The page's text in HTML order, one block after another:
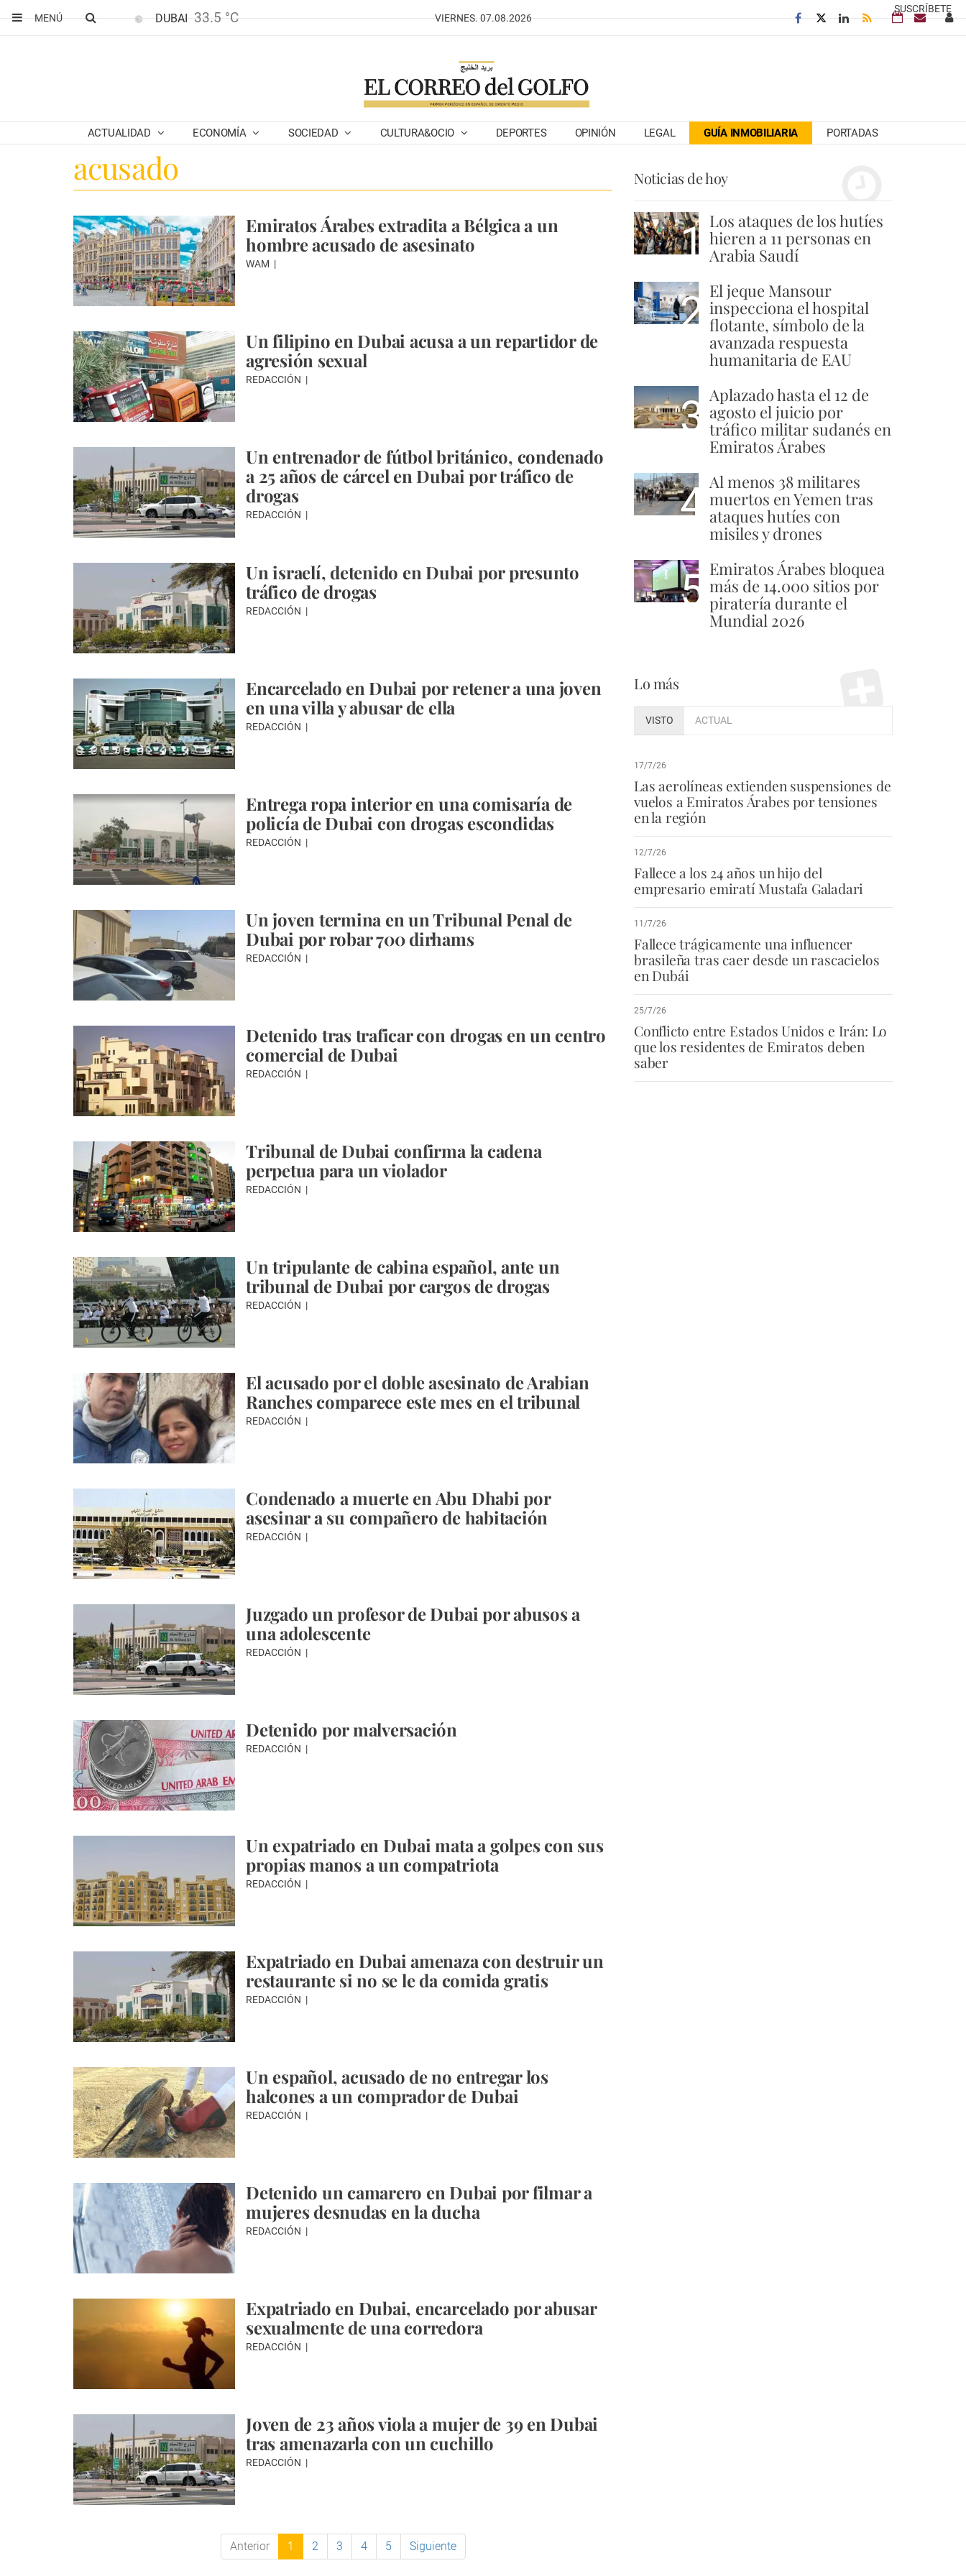
SUSCRÍBETE
MENÚ
DUBAI 33.5 °C VIERNES. 07.08.2026
ACTUALIDAD ECONOMÍA SOCIEDAD CULTURA&OCIO DEPORTES OPINIÓN LEGAL GUÍA INMOBILIARIA PORTADAS
acusado
Emiratos Árabes extradita a Bélgica a un
hombre acusado de asesinato
WAM
Un filipino en Dubai acusa a un repartidor de
agresión sexual
REDACCIÓN
Un entrenador de fútbol británico, condenado
a 25 años de cárcel en Dubai por tráfico de
drogas
REDACCIÓN
Un israelí, detenido en Dubai por presunto
tráfico de drogas
REDACCIÓN
Encarcelado en Dubai por retener a una joven
en una villa y abusar de ella
REDACCIÓN
Entrega ropa interior en una comisaría de
policía de Dubai con drogas escondidas
REDACCIÓN
Un joven termina en un Tribunal Penal de
Dubai por robar 700 dirhams
REDACCIÓN
Detenido tras traficar con drogas en un centro
comercial de Dubai
REDACCIÓN
Tribunal de Dubai confirma la cadena
perpetua para un violador
REDACCIÓN
Un tripulante de cabina español, ante un
tribunal de Dubai por cargos de drogas
REDACCIÓN
El acusado por el doble asesinato de Arabian
Ranches comparece este mes en el tribunal
REDACCIÓN
Condenado a muerte en Abu Dhabi por
asesinar a su compañero de habitación
REDACCIÓN
Juzgado un profesor de Dubai por abusos a
una adolescente
REDACCIÓN
Detenido por malversación
REDACCIÓN
Un expatriado en Dubai mata a golpes con sus
propias manos a un compatriota
REDACCIÓN
Expatriado en Dubai amenaza con destruir un
restaurante si no se le da comida gratis
REDACCIÓN
Un español, acusado de no entregar los
halcones a un comprador de Dubai
REDACCIÓN
Detenido un camarero en Dubai por filmar a
mujeres desnudas en la ducha
REDACCIÓN
Expatriado en Dubai, encarcelado por abusar
sexualmente de una corredora
REDACCIÓN
Joven de 23 años viola a mujer de 39 en Dubai
tras amenazarla con un cuchillo
REDACCIÓN
Anterior 1 2 3 4 5 Siguiente
Noticias de hoy
1 Los ataques de los hutíes
hieren a 11 personas en
Arabia Saudí
2 El jeque Mansour
inspecciona el hospital
flotante, símbolo de la
avanzada respuesta
humanitaria de EAU
3 Aplazado hasta el 12 de
agosto el juicio por
tráfico militar sudanés en
Emiratos Árabes
4 Al menos 38 militares
muertos en Yemen tras
ataques hutíes con
misiles y drones
5 Emiratos Árabes bloquea
más de 14.000 sitios por
piratería durante el
Mundial 2026
Lo más
VISTO ACTUAL
17/7/26
Las aerolíneas extienden suspensiones de
vuelos a Emiratos Árabes por tensiones
en la región
12/7/26
Fallece a los 24 años un hijo del
empresario emiratí Mustafa Galadari
11/7/26
Fallece trágicamente una influencer
brasileña tras caer desde un rascacielos
en Dubái
25/7/26
Conflicto entre Estados Unidos e Irán: Lo
que los residentes de Emiratos deben
saber